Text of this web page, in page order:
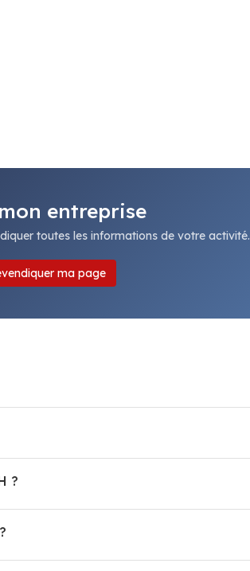
entreprise
toutes les informations de votre activité.
ma page
?